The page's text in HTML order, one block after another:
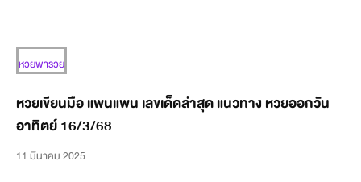
หวยพารวย
หวยเขียนมือ แพนแพน เลขเด็ดล่าสุด แนวทาง หวยออกวัน
อาทิตย์ 16/3/68
11 มีนาคม 2025